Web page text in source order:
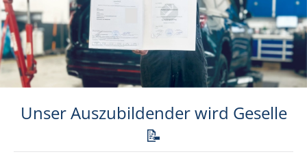
Unser Auszubildender wird Geselle
📝